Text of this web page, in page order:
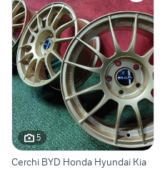
5
Cerchi BYD Honda Hyundai Kia